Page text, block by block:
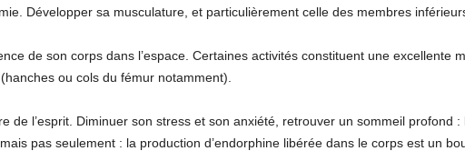
Développer sa musculature, et particulièrement celle des membres
de son corps dans l’espace. Certaines activités constituent une
ou cols du fémur notamment).
de l’esprit. Diminuer son stress et son anxiété, retrouver un sommeil profond
pas seulement : la production d’endorphine libérée dans le corps est un